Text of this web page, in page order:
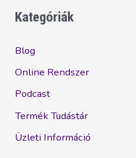
Kategóriák
Blog
Online Rendszer
Podcast
Termék Tudástár
Üzleti Információ